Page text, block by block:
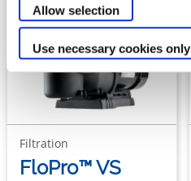
Allow selection
Use necessary cookies only
Filtration
FloPro™ VS